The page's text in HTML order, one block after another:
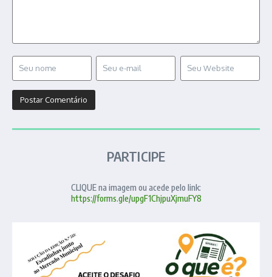
PARTICIPE
CLIQUE na imagem ou acede pelo link:
https://forms.gle/upgF1ChjpuXjmuFY8